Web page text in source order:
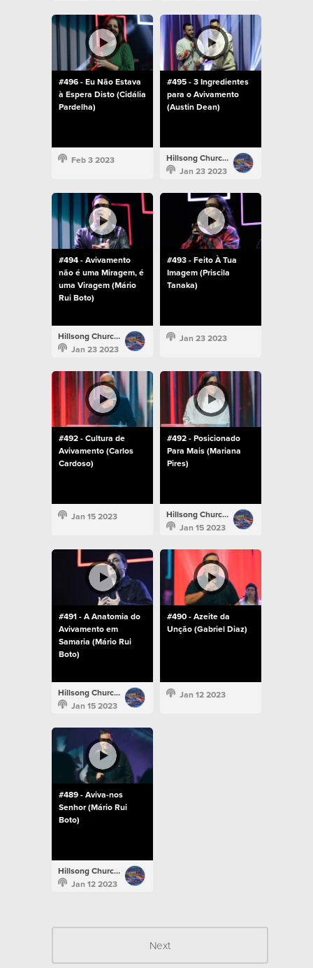
#496 - Eu Não Estava
à Espera Disto (Cidália
Pardelha)
Feb 3 2023
#495 - 3 Ingredientes
para o Avivamento
(Austin Dean)
Hillsong Church Portugal
Jan 23 2023
#494 - Avivamento
não é uma Miragem, é
uma Viragem (Mário
Rui Boto)
Hillsong Church Portugal
Jan 23 2023
#493 - Feito À Tua
Imagem (Priscila
Tanaka)
Jan 23 2023
#492 - Cultura de
Avivamento (Carlos
Cardoso)
Jan 15 2023
#492 - Posicionado
Para Mais (Mariana
Pires)
Hillsong Church Portugal
Jan 15 2023
#491 - A Anatomia do
Avivamento em
Samaria (Mário Rui
Boto)
Hillsong Church Portugal
Jan 15 2023
#490 - Azeite da
Unção (Gabriel Diaz)
Jan 12 2023
#489 - Aviva-nos
Senhor (Mário Rui
Boto)
Hillsong Church Portugal
Jan 12 2023
Next